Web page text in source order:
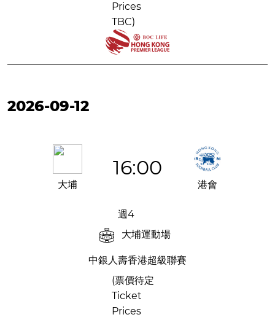
Prices
TBC)
2026-09-12
16:00
大埔 港會
週4
大埔運動場
中銀人壽香港超級聯賽
(票價待定
Ticket
Prices